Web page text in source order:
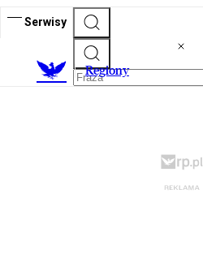
Serwisy
Regiony